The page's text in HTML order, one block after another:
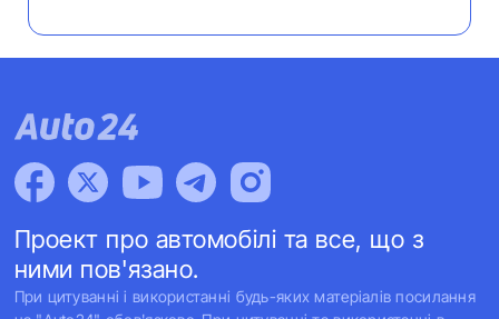
Проект про автомобілі та все, що з
ними пов'язано.
При цитуванні і використанні будь-яких матеріалів посилання